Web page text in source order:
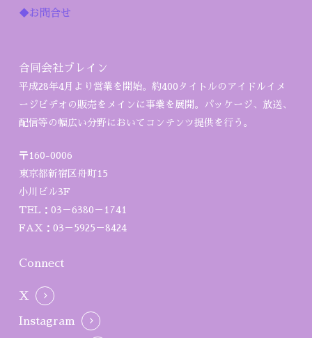
◆お問合せ
合同会社ブレイン
平成28年4月より営業を開始。約400タイトルのアイドルイメ
ージビデオの販売をメインに事業を展開。パッケージ、放送、
配信等の幅広い分野においてコンテンツ提供を行う。
〒160-0006
東京都新宿区舟町15
小川ビル3F
TEL：03－6380－1741
FAX：03－5925－8424
Connect
X
Instagram